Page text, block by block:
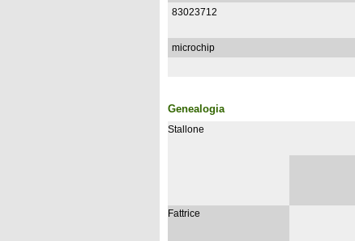
83023712
microchip
Genealogia
Stallone
Fattrice